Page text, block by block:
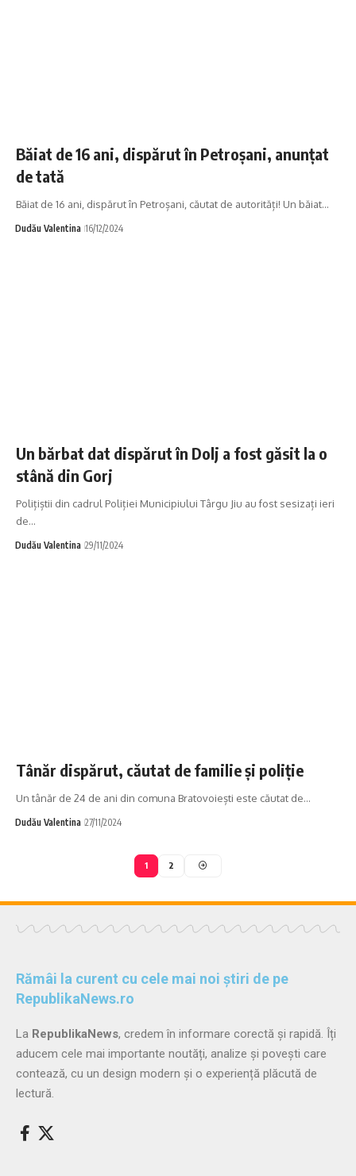
Băiat de 16 ani, dispărut în Petroșani, anunțat
de tată
Băiat de 16 ani, dispărut în Petroșani, căutat de autorități! Un băiat…
Dudău Valentina 16/12/2024
Un bărbat dat dispărut în Dolj a fost găsit la o
stână din Gorj
Polițiștii din cadrul Poliției Municipiului Târgu Jiu au fost sesizați ieri
de…
Dudău Valentina 29/11/2024
Tânăr dispărut, căutat de familie și poliție
Un tânăr de 24 de ani din comuna Bratovoiești este căutat de…
Dudău Valentina 27/11/2024
1 2
Rămâi la curent cu cele mai noi știri de pe
RepublikaNews.ro
La RepublikaNews, credem în informare corectă și rapidă. Îți
aducem cele mai importante noutăți, analize și povești care
contează, cu un design modern și o experiență plăcută de
lectură.